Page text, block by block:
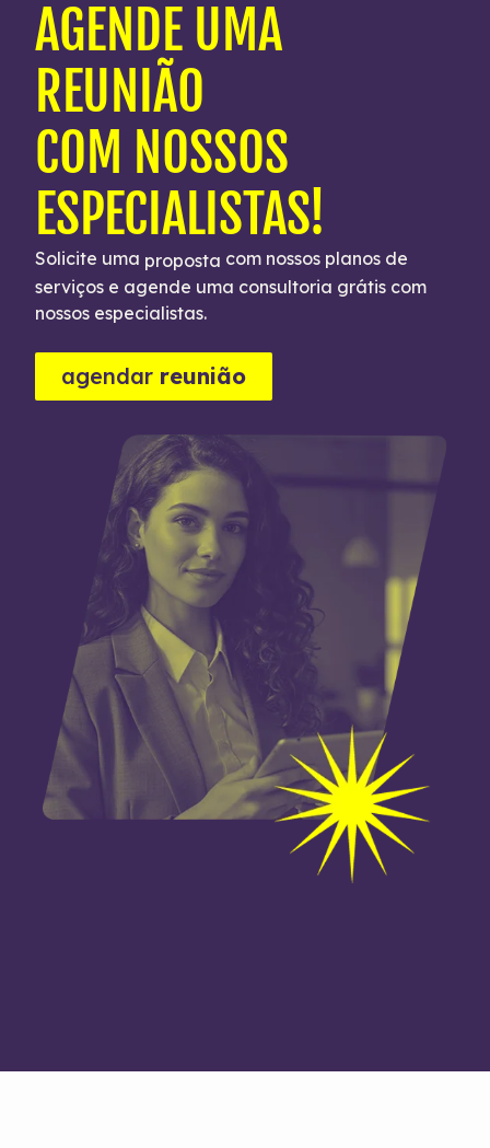
AGENDE UMA
REUNIÃO
COM NOSSOS
ESPECIALISTAS!
Solicite uma proposta com nossos planos de
serviços e agende uma consultoria grátis com
nossos especialistas.
agendar reunião